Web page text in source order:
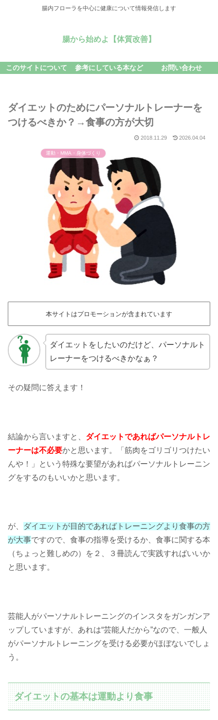
腸内フローラを中心に健康について情報発信します
腸から始めよ【体質改善】
このサイトについて 参考にしている本など お問い合わせ
ダイエットのためにパーソナルトレーナーを
つけるべきか？→食事の方が大切
2018.11.29 2026.04.04
運動・MMA・身体づくり
本サイトはプロモーションが含まれています
ダイエットをしたいのだけど、パーソナルト
レーナーをつけるべきかなぁ？
その疑問に答えます！
結論から言いますと、 ダイエットであればパーソナルトレ
ーナーは不必要かと思います。「筋肉をゴリゴリつけたい
んや！」という特殊な要望があればパーソナルトレーニン
グをするのもいいかと思います。
が、
ダイエットが目的であればトレーニングより食事の方
が大事ですので、食事の指導を受けるか、食事に関する本
（ちょっと難しめの）を２、３冊読んで実践すればいいか
と思います。
芸能人がパーソナルトレーニングのインスタをガンガンア
ップしていますが、あれは“芸能人だから”なので、一般人
がパーソナルトレーニングを受ける必要がほぼないでしょ
う。
ダイエットの基本は運動より食事